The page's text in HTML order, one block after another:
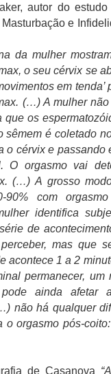
autor do estudo
e
da mulher
o seu cérvix se
em tenda’
(…) A mulher
os
sêmem é coletado
o cérvix e passando
O orgasmo vai
(…) A grosso
90% com
identifica
de
mas que
acontece 1 a 2
permanecer, um
ainda afetar
não há qualquer
orgasmo pós-
de Casanova